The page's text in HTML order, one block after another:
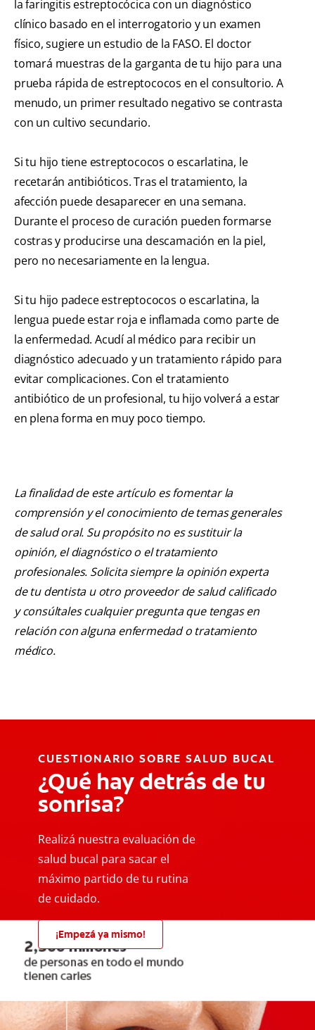
la faringitis estreptocócica con un diagnóstico
clínico basado en el interrogatorio y un examen
físico, sugiere un estudio de la FASO. El doctor
tomará muestras de la garganta de tu hijo para una
prueba rápida de estreptococos en el consultorio. A
menudo, un primer resultado negativo se contrasta
con un cultivo secundario.
Si tu hijo tiene estreptococos o escarlatina, le
recetarán antibióticos. Tras el tratamiento, la
afección puede desaparecer en una semana.
Durante el proceso de curación pueden formarse
costras y producirse una descamación en la piel,
pero no necesariamente en la lengua.
Si tu hijo padece estreptococos o escarlatina, la
lengua puede estar roja e inflamada como parte de
la enfermedad. Acudí al médico para recibir un
diagnóstico adecuado y un tratamiento rápido para
evitar complicaciones. Con el tratamiento
antibiótico de un profesional, tu hijo volverá a estar
en plena forma en muy poco tiempo.
La finalidad de este artículo es fomentar la
comprensión y el conocimiento de temas generales
de salud oral. Su propósito no es sustituir la
opinión, el diagnóstico o el tratamiento
profesionales. Solicita siempre la opinión experta
de tu dentista u otro proveedor de salud calificado
y consúltales cualquier pregunta que tengas en
relación con alguna enfermedad o tratamiento
médico.
CUESTIONARIO SOBRE SALUD BUCAL
¿Qué hay detrás de tu
sonrisa?
Realizá nuestra evaluación de
salud bucal para sacar el
máximo partido de tu rutina
de cuidado.
¡Empezá ya mismo!